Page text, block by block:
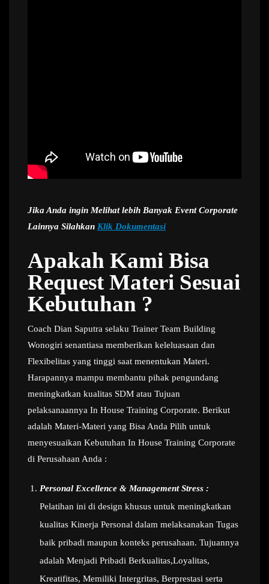
Jika Anda ingin Melihat lebih Banyak Event Corporate
Lainnya Silahkan Klik Dokumentasi
Apakah Kami Bisa
Request Materi Sesuai
Kebutuhan ?
Coach Dian Saputra selaku Trainer Team Building
Wonogiri senantiasa memberikan keleluasaan dan
Flexibelitas yang tinggi saat menentukan Materi.
Harapannya mampu membantu pihak pengundang
meningkatkan kualitas SDM atau Tujuan
pelaksanaannya In House Training Corporate. Berikut
adalah Materi-Materi yang Bisa Anda Pilih untuk
menyesuaikan Kebutuhan In House Training Corporate
di Perusahaan Anda :
Personal Excellence & Management Stress :
Pelatihan ini di design khusus untuk meningkatkan
kualitas Kinerja Personal dalam melaksanakan Tugas
baik pribadi maupun konteks perusahaan. Tujuannya
adalah Menjadi Pribadi Berkualitas,Loyalitas,
Kreatifitas, Memiliki Intergritas, Berprestasi serta